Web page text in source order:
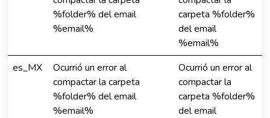
%folder% del email
%email%
carpeta %folder%
del email
%email%
es_MX
Ocurrió un error al
compactar la carpeta
%folder% del email
%email%
Ocurrió un error al
compactar la
carpeta %folder%
del email